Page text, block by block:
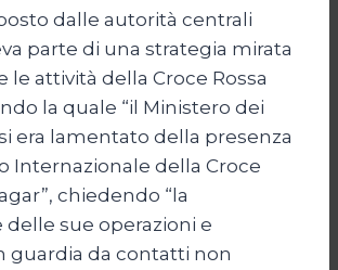
dalle autorità centrali
parte di una strategia mirata
le attività della Croce Rossa
la quale “il Ministero dei
era lamentato della presenza
Internazionale della Croce
chiedendo “la
sue operazioni e
guardia da contatti non